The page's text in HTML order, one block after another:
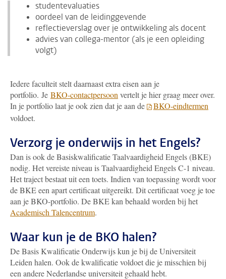
studentevaluaties
oordeel van de leidinggevende
reflectieverslag over je ontwikkeling als docent
advies van collega-mentor (als je een opleiding
volgt)
Iedere faculteit stelt daarnaast extra eisen aan je
portfolio. Je BKO-contactpersoon vertelt je hier graag meer over.
In je portfolio laat je ook zien dat je aan de
BKO-eindtermen
voldoet.
Verzorg je onderwijs in het Engels?
Dan is ook de Basiskwalificatie Taalvaardigheid Engels (BKE)
nodig. Het vereiste niveau is Taalvaardigheid Engels C-1 niveau.
Het traject bestaat uit een toets. Indien van toepassing wordt voor
de BKE een apart certificaat uitgereikt. Dit certificaat voeg je toe
aan je BKO-portfolio. De BKE kan behaald worden bij het
Academisch Talencentrum.
Waar kun je de BKO halen?
De Basis Kwalificatie Onderwijs kun je bij de Universiteit
Leiden halen. Ook de kwalificatie voldoet die je misschien bij
een andere Nederlandse universiteit gehaald hebt.